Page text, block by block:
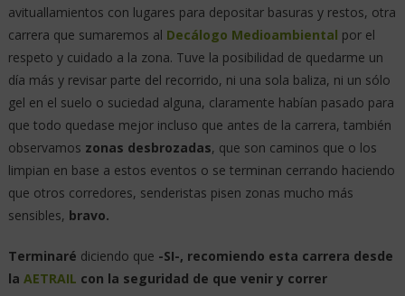
avituallamientos con lugares para depositar basuras y restos, otra
carrera que sumaremos al Decálogo Medioambiental por el
respeto y cuidado a la zona. Tuve la posibilidad de quedarme un
día más y revisar parte del recorrido, ni una sola baliza, ni un sólo
gel en el suelo o suciedad alguna, claramente habían pasado para
que todo quedase mejor incluso que antes de la carrera, también
observamos zonas desbrozadas, que son caminos que o los
limpian en base a estos eventos o se terminan cerrando haciendo
que otros corredores, senderistas pisen zonas mucho más
sensibles, bravo.
Terminaré diciendo que -SI-, recomiendo esta carrera desde
la AETRAIL con la seguridad de que venir y correr